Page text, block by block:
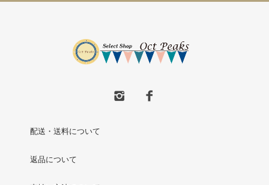
配送・送料について
返品について